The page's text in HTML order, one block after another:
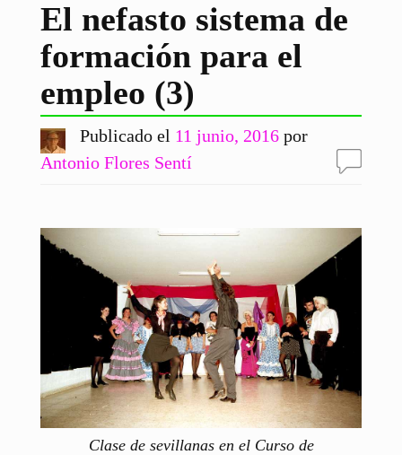
El nefasto sistema de
formación para el
empleo (3)
Publicado el 11 junio, 2016 por
Antonio Flores Sentí
Clase de sevillanas en el Curso de